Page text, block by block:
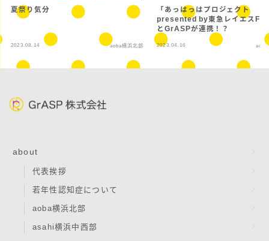
夏祭り気分
2023.08.14 aoba横浜北部
「あっはっはプロジェクト
presented by東急レイエスFC
とGrASPが連携！？
2023.04.16 aoba
about
代表挨拶
若年性認知症について
aoba横浜北部
asahi横浜中西部